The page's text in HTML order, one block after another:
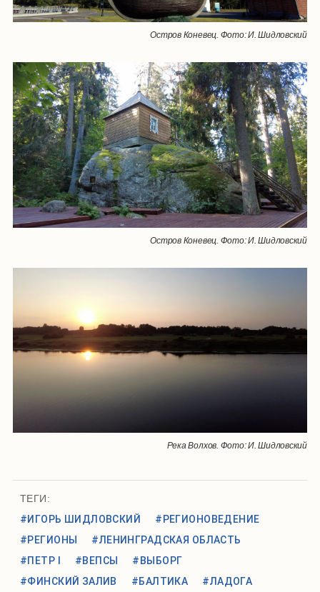
Остров Коневец. Фото: И. Шидловский
Остров Коневец. Фото: И. Шидловский
Река Волхов. Фото: И. Шидловский
ТЕГИ:
#ИГОРЬ ШИДЛОВСКИЙ
#РЕГИОНОВЕДЕНИЕ
#РЕГИОНЫ
#ЛЕНИНГРАДСКАЯ ОБЛАСТЬ
#ПЕТР I
#ВЕПСЫ
#ВЫБОРГ
#ФИНСКИЙ ЗАЛИВ
#БАЛТИКА #ЛАДОГА